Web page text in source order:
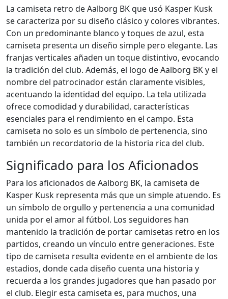
La camiseta retro de Aalborg BK que usó Kasper Kusk
se caracteriza por su diseño clásico y colores vibrantes.
Con un predominante blanco y toques de azul, esta
camiseta presenta un diseño simple pero elegante. Las
franjas verticales añaden un toque distintivo, evocando
la tradición del club. Además, el logo de Aalborg BK y el
nombre del patrocinador están claramente visibles,
acentuando la identidad del equipo. La tela utilizada
ofrece comodidad y durabilidad, características
esenciales para el rendimiento en el campo. Esta
camiseta no solo es un símbolo de pertenencia, sino
también un recordatorio de la historia rica del club.
Significado para los Aficionados
Para los aficionados de Aalborg BK, la camiseta de
Kasper Kusk representa más que un simple atuendo. Es
un símbolo de orgullo y pertenencia a una comunidad
unida por el amor al fútbol. Los seguidores han
mantenido la tradición de portar camisetas retro en los
partidos, creando un vínculo entre generaciones. Este
tipo de camiseta resulta evidente en el ambiente de los
estadios, donde cada diseño cuenta una historia y
recuerda a los grandes jugadores que han pasado por
el club. Elegir esta camiseta es, para muchos, una